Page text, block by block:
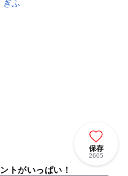
保存
2605
トがいっぱい！